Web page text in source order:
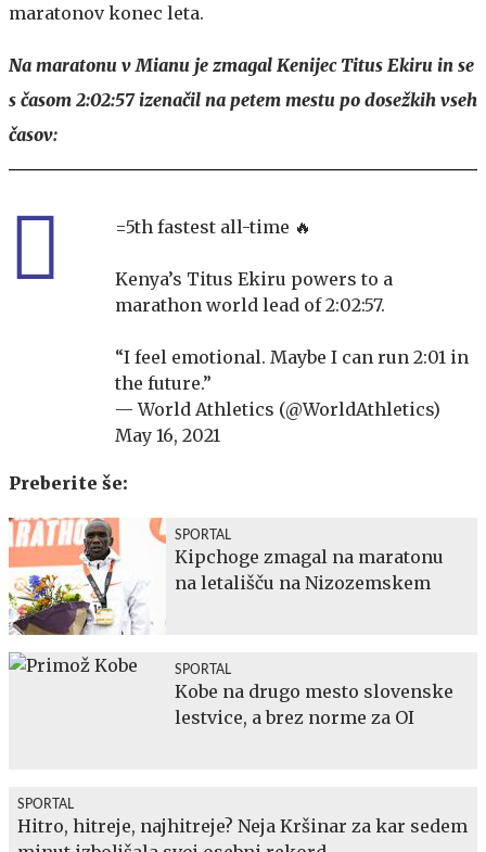
maratonov konec leta.
Na maratonu v Mianu je zmagal Kenijec Titus Ekiru in se
s časom 2:02:57 izenačil na petem mestu po dosežkih vseh
časov:
=5th fastest all-time 🔥
Kenya’s Titus Ekiru powers to a
marathon world lead of 2:02:57.
“I feel emotional. Maybe I can run 2:01 in
the future.”
— World Athletics (@WorldAthletics)
May 16, 2021
Preberite še:
SPORTAL
Kipchoge zmagal na maratonu
na letališču na Nizozemskem
SPORTAL
Kobe na drugo mesto slovenske
lestvice, a brez norme za OI
SPORTAL
Hitro, hitreje, najhitreje? Neja Kršinar za kar sedem